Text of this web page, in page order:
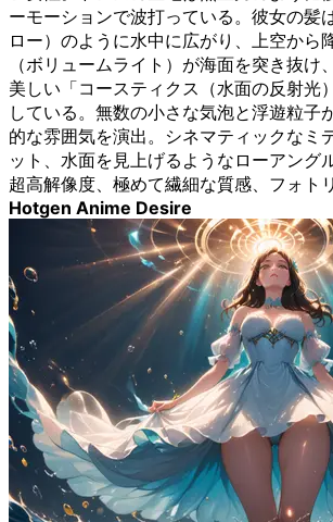
ーモーションで波打っている。彼女の髪
ロー）のように水中に広がり、上空から
（ボリュームライト）が海面を突き抜け
美しい「コースティクス（水面の反射光
している。無数の小さな気泡と浮遊粒子
的な雰囲気を演出。シネマティックなミ
ット、水面を見上げるようなローアング
超高解像度、極めて繊細な質感、フォト
Hotgen Anime Desire